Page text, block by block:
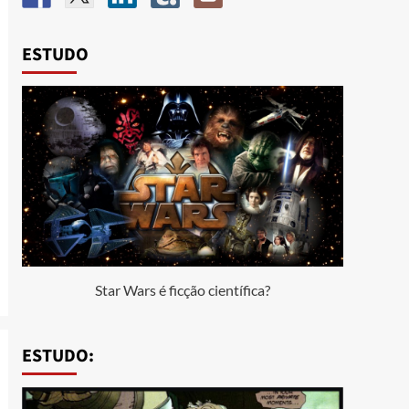
ESTUDO
Star Wars é ficção científica?
ESTUDO: